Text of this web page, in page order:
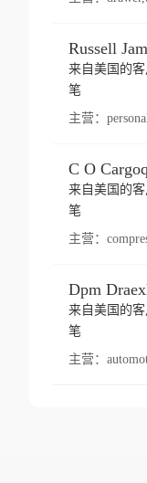
来自美国的
笔
主营：
C O
来自美国的
笔
主营：
来自美国的
笔
主营：